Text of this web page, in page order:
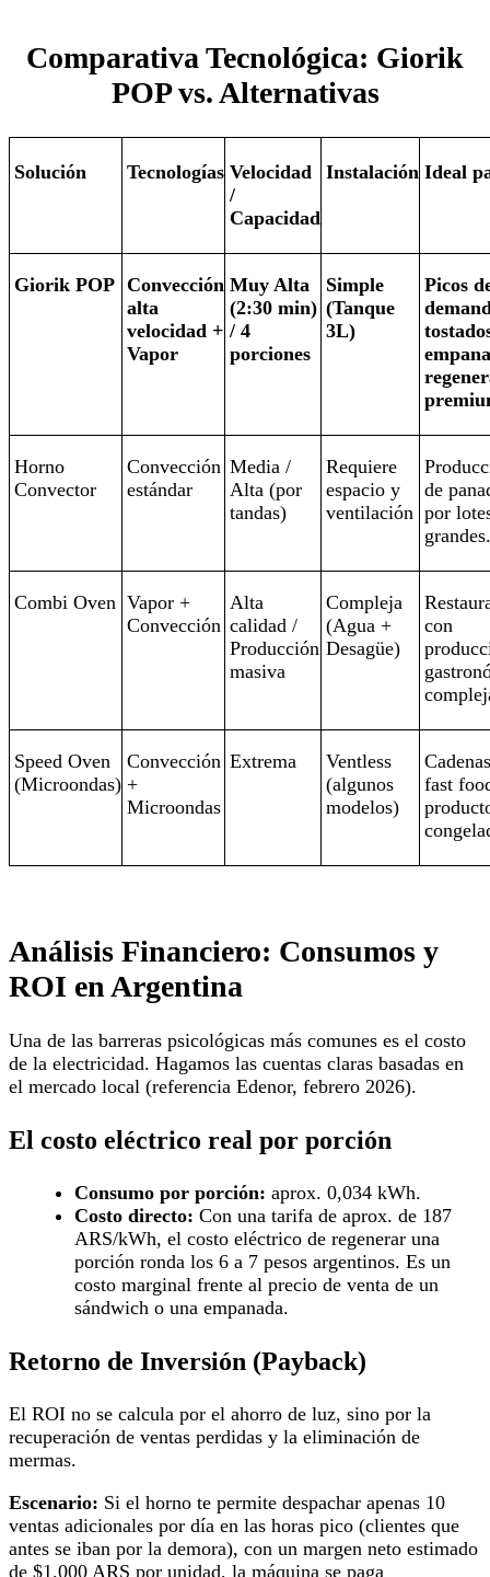
Comparativa Tecnológica: Giorik
POP vs. Alternativas
Solución Tecnologías Velocidad
/
Capacidad
Instalación Ideal
Giorik POP Convección
alta
velocidad +
Vapor
Muy Alta
(2:30 min)
/ 4
porciones
Simple
(Tanque
3L)
Picos
Horno
Convector
Convección
estándar
Media /
Alta (por
tandas)
Requiere
espacio y
ventilación
de
por
grandes.
Combi Oven Vapor +
Convección
Alta
calidad /
Producción
masiva
Compleja
(Agua +
Desagüe)
con
Speed Oven
(Microondas)
Convección
+
Microondas
Extrema
Ventless
(algunos
modelos)
fast
Análisis Financiero: Consumos y
ROI en Argentina
Una de las barreras psicológicas más comunes es el costo
de la electricidad. Hagamos las cuentas claras basadas en
el mercado local (referencia Edenor, febrero 2026).
El costo eléctrico real por porción
Consumo por porción: aprox. 0,034 kWh.
Costo directo: Con una tarifa de aprox. de 187
ARS/kWh, el costo eléctrico de regenerar una
porción ronda los 6 a 7 pesos argentinos. Es un
costo marginal frente al precio de venta de un
sándwich o una empanada.
Retorno de Inversión (Payback)
El ROI no se calcula por el ahorro de luz, sino por la
recuperación de ventas perdidas y la eliminación de
mermas.
Escenario: Si el horno te permite despachar apenas 10
ventas adicionales por día en las horas pico (clientes que
antes se iban por la demora), con un margen neto estimado
de $1.000 ARS por unidad, la máquina se paga